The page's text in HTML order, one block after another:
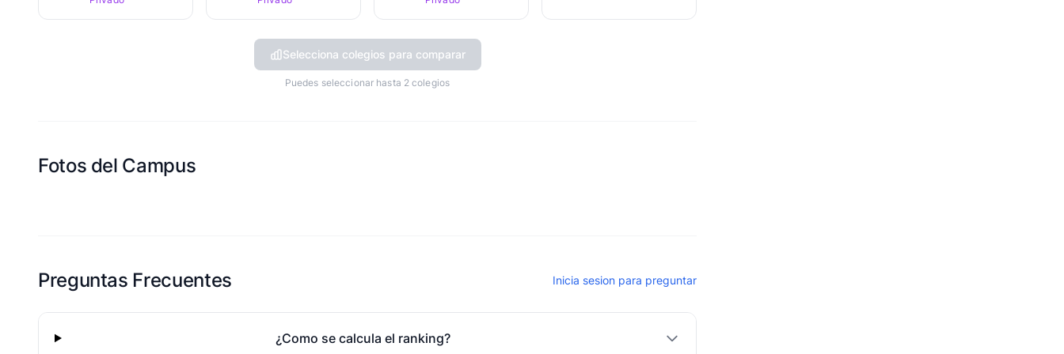
Selecciona colegios para comparar
Puedes seleccionar hasta 2 colegios
Fotos del Campus
Preguntas Frecuentes Inicia sesion para preguntar
¿Como se calcula el ranking?